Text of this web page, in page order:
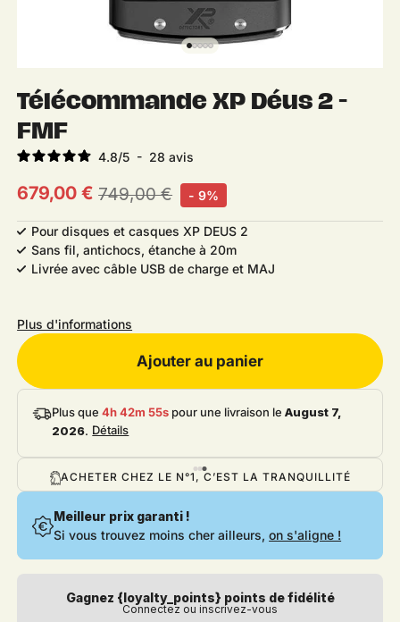
Télécommande XP Déus 2 -
FMF
4.8/5 - 28avis
Prix habituel
749,00 € Prix soldé
679,00 € - 9%
Pour disques et casques XP DEUS 2
Sans fil, antichocs, étanche à 20m
Livrée avec câble USB de charge et MAJ
Plus d'informations
Ajouter au panier
Plus que4h 42m 54s pour une livraison leAugust 7,
2026. Détails
PAYEZ JUSQU'EN 12X PAR CB
Meilleur prix garanti !
Si vous trouvez moins cher ailleurs,on s'aligne !
Gagnez {loyalty_points} points de fidélité
Connectez ou inscrivez-vous